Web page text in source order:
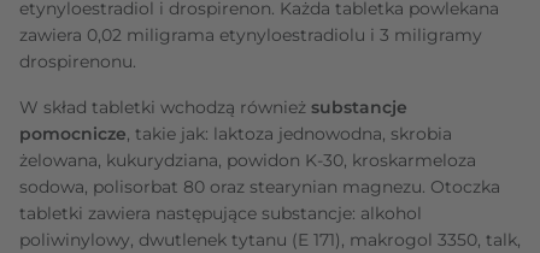
etynyloestradiol i drospirenon. Każda tabletka powlekana
zawiera 0,02 miligrama etynyloestradiolu i 3 miligramy
drospirenonu.
W skład tabletki wchodzą również substancje
pomocnicze, takie jak: laktoza jednowodna, skrobia
żelowana, kukurydziana, powidon K-30, kroskarmeloza
sodowa, polisorbat 80 oraz stearynian magnezu. Otoczka
tabletki zawiera następujące substancje: alkohol
poliwinylowy, dwutlenek tytanu (E 171), makrogol 3350, talk,